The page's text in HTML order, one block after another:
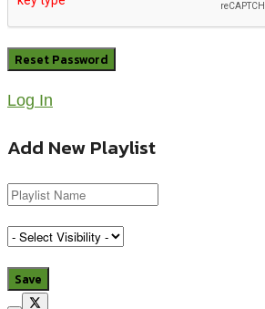
Log In
Add New Playlist